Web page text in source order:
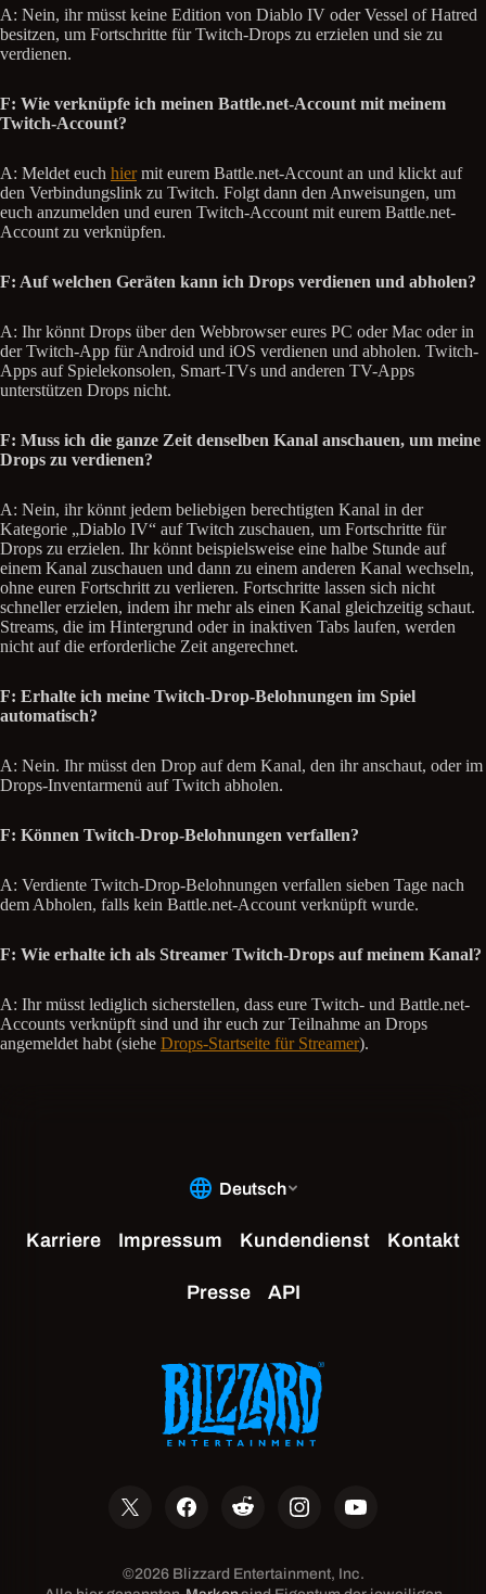
A: Nein, ihr müsst keine Edition von Diablo IV oder Vessel of Hatred
besitzen, um Fortschritte für Twitch-Drops zu erzielen und sie zu
verdienen.
F: Wie verknüpfe ich meinen Battle.net-Account mit meinem
Twitch-Account?
A: Meldet euch hiermit eurem Battle.net-Account an und klickt auf
den Verbindungslink zu Twitch. Folgt dann den Anweisungen, um
euch anzumelden und euren Twitch-Account mit eurem Battle.net-
Account zu verknüpfen.
F: Auf welchen Geräten kann ich Drops verdienen und abholen?
A: Ihr könnt Drops über den Webbrowser eures PC oder Mac oder in
der Twitch-App für Android und iOS verdienen und abholen. Twitch-
Apps auf Spielekonsolen, Smart-TVs und anderen TV-Apps
unterstützen Drops nicht.
F: Muss ich die ganze Zeit denselben Kanal anschauen, um meine
Drops zu verdienen?
A: Nein, ihr könnt jedem beliebigen berechtigten Kanal in der
Kategorie „Diablo IV“ auf Twitch zuschauen, um Fortschritte für
Drops zu erzielen. Ihr könnt beispielsweise eine halbe Stunde auf
einem Kanal zuschauen und dann zu einem anderen Kanal wechseln,
ohne euren Fortschritt zu verlieren. Fortschritte lassen sich nicht
schneller erzielen, indem ihr mehr als einen Kanal gleichzeitig schaut.
Streams, die im Hintergrund oder in inaktiven Tabs laufen, werden
nicht auf die erforderliche Zeit angerechnet.
F: Erhalte ich meine Twitch-Drop-Belohnungen im Spiel
automatisch?
A: Nein. Ihr müsst den Drop auf dem Kanal, den ihr anschaut, oder im
Drops-Inventarmenü auf Twitch abholen.
F: Können Twitch-Drop-Belohnungen verfallen?
A: Verdiente Twitch-Drop-Belohnungen verfallen sieben Tage nach
dem Abholen, falls kein Battle.net-Account verknüpft wurde.
F: Wie erhalte ich als Streamer Twitch-Drops auf meinem Kanal?
A: Ihr müsst lediglich sicherstellen, dass eure Twitch- und Battle.net-
Accounts verknüpft sind und ihr euch zur Teilnahme an Drops
angemeldet habt (siehe Drops-Startseite für Streamer).